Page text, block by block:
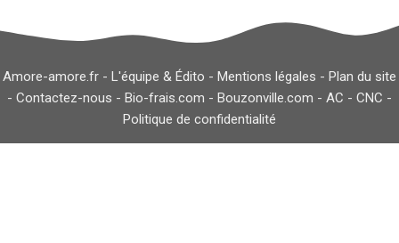
Amore-amore.fr - L'équipe & Édito - Mentions légales - Plan du site
- Contactez-nous - Bio-frais.com - Bouzonville.com - AC - CNC -
Politique de confidentialité